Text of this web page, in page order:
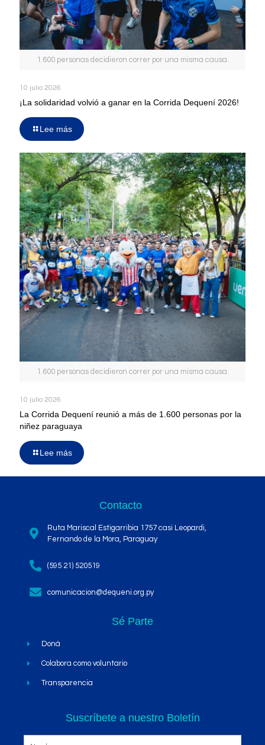
1.600 personas decidieron correr por una misma causa.
10 julio 2026
¡La solidaridad volvió a ganar en la Corrida Dequení 2026!
Lee más
1.600 personas decidieron correr por una misma causa.
10 julio 2026
La Corrida Dequení reunió a más de 1.600 personas por la
niñez paraguaya
Lee más
Contacto
Ruta Mariscal Estigarribia 1757 casi Leopardi,
Fernando de la Mora, Paraguay
(595 21) 520519
comunicacion@dequeni.org.py
Sé Parte
Doná
Colabora como voluntario
Transparencia
Suscríbete a nuestro Boletín